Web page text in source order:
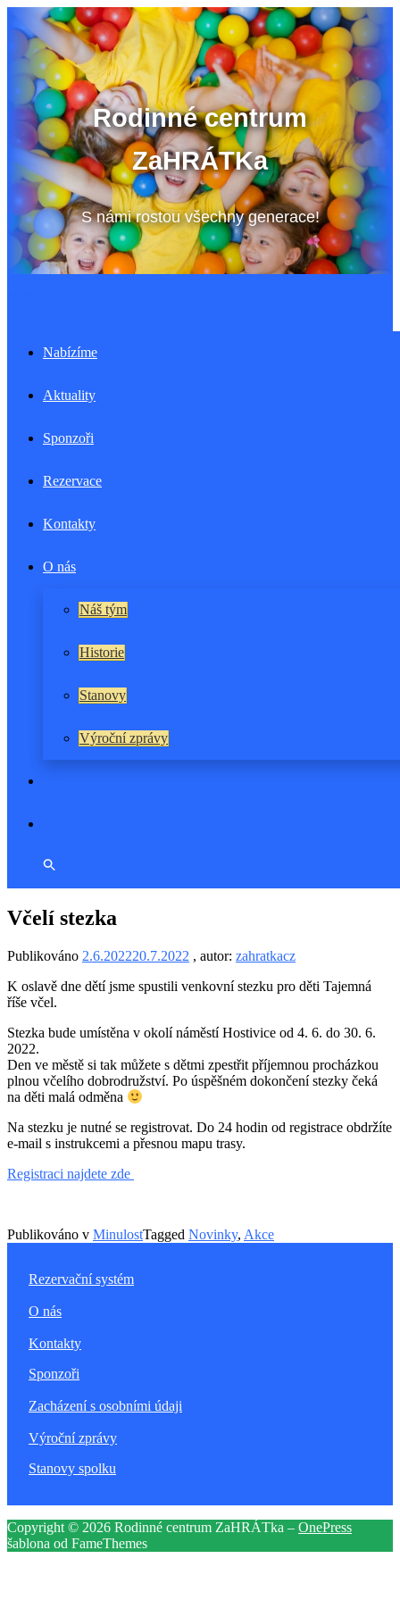
Přeskočit
na
obsah
Rodinné centrum
ZaHRÁTKa
S námi rostou všechny generace!
Nabízíme
Aktuality
Sponzoři
Rezervace
Kontakty
O nás
Náš tým
Historie
Stanovy
Výroční zprávy
Včelí stezka
Publikováno 2.6.202220.7.2022 , autor: zahratkacz
K oslavě dne dětí jsme spustili venkovní stezku pro děti Tajemná
říše včel.
Stezka bude umístěna v okolí náměstí Hostivice od 4. 6. do 30. 6.
2022.
Den ve městě si tak můžete s dětmi zpestřit příjemnou procházkou
plnou včelího dobrodružství. Po úspěšném dokončení stezky čeká
na děti malá odměna
Na stezku je nutné se registrovat. Do 24 hodin od registrace obdržíte
e-mail s instrukcemi a přesnou mapu trasy.
Registraci najdete zde
Publikováno v MinulostTagged Novinky, Akce
Rezervační systém
O nás
Kontakty
Sponzoři
Zacházení s osobními údaji
Výroční zprávy
Stanovy spolku
Copyright © 2026 Rodinné centrum ZaHRÁTka – OnePress
šablona od FameThemes